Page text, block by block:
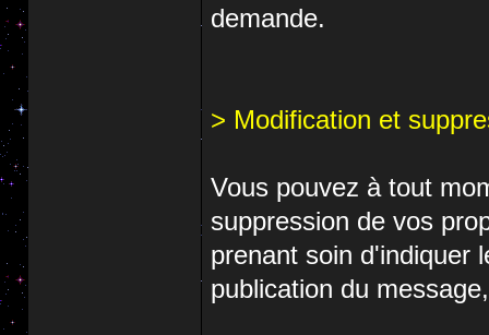
demande.
> Modification et
Vous pouvez à tout
suppression de vos
prenant soin d'indiquer
publication du